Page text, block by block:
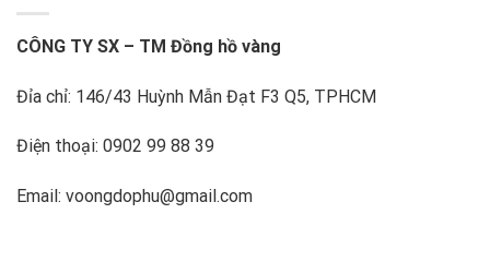
CÔNG TY SX – TM Đồng hồ vàng
Đỉa chỉ: 146/43 Huỳnh Mẫn Đạt F3 Q5, TPHCM
Điện thoại: 0902 99 88 39
Email: voongdophu@gmail.com